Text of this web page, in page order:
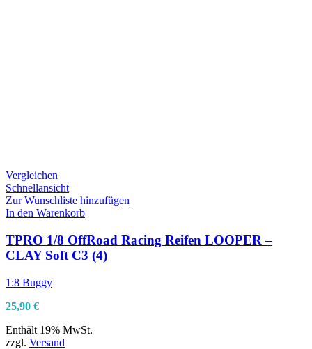
Vergleichen
Schnellansicht
Zur Wunschliste hinzufügen
In den Warenkorb
TPRO 1/8 OffRoad Racing Reifen LOOPER –
CLAY Soft C3 (4)
1:8 Buggy
25,90 €
Enthält 19% MwSt.
zzgl. Versand